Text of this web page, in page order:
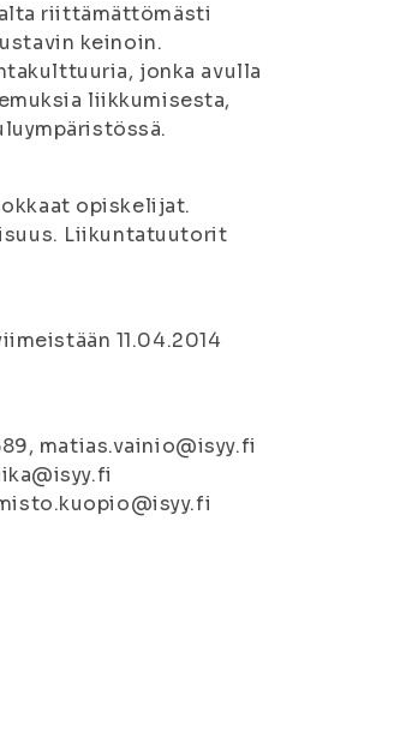
riittämättömästi
keinoin.
jonka avulla
liikkumisesta,
opiskelijat.
Liikuntatuutorit
11.04.2014
matias.vainio@isyy.fi